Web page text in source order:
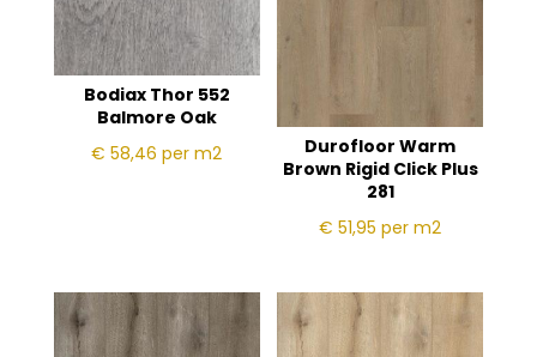
Bodiax Thor 552
Balmore Oak
€ 58,46per m2
Durofloor Warm
Brown Rigid Click Plus
281
€ 51,95per m2